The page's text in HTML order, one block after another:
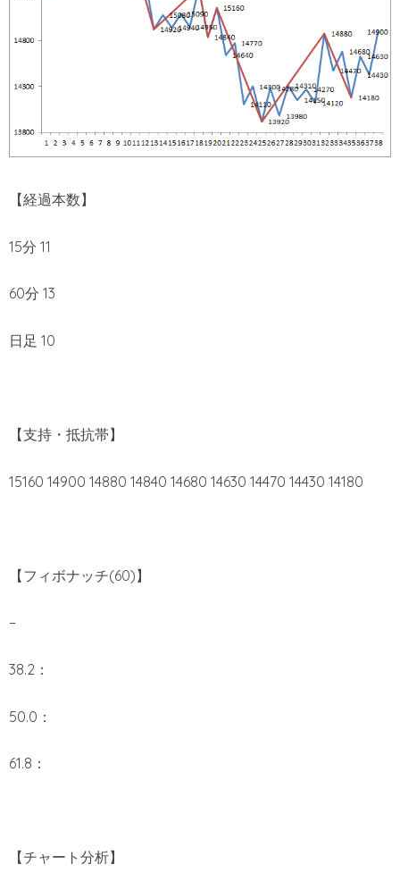
【経過本数】
15分 11
60分 13
日足 10
【支持・抵抗帯】
15160 14900 14880 14840 14680 14630 14470 14430 14180
【フィボナッチ(60)】
–
38.2：
50.0：
61.8：
【チャート分析】